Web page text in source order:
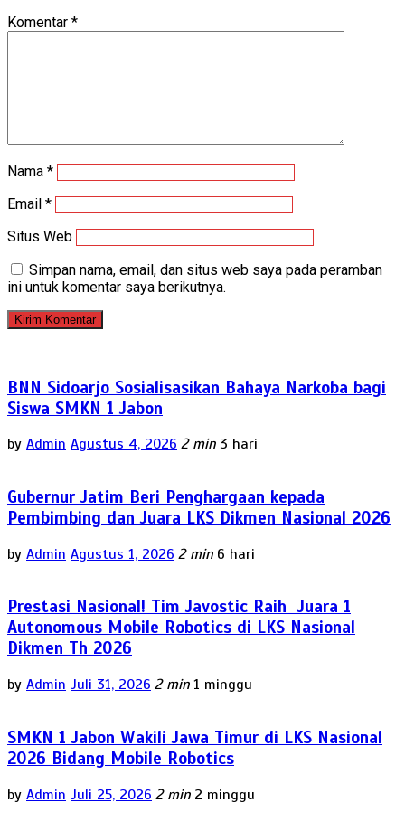
Komentar *
Nama *
Email *
Situs Web
Simpan nama, email, dan situs web saya pada peramban
ini untuk komentar saya berikutnya.
BNN Sidoarjo Sosialisasikan Bahaya Narkoba bagi
Siswa SMKN 1 Jabon
by Admin Agustus 4, 2026 2 min 3 hari
Gubernur Jatim Beri Penghargaan kepada
Pembimbing dan Juara LKS Dikmen Nasional 2026
by Admin Agustus 1, 2026 2 min 6 hari
Prestasi Nasional! Tim Javostic Raih Juara 1
Autonomous Mobile Robotics di LKS Nasional
Dikmen Th 2026
by Admin Juli 31, 2026 2 min 1 minggu
SMKN 1 Jabon Wakili Jawa Timur di LKS Nasional
2026 Bidang Mobile Robotics
by Admin Juli 25, 2026 2 min 2 minggu